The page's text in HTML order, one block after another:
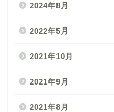
2024年8月
2022年5月
2021年10月
2021年9月
2021年8月